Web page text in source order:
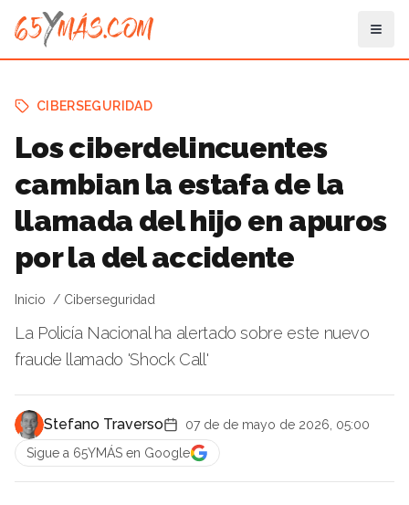
CIBERSEGURIDAD
Los ciberdelincuentes
cambian la estafa de la
llamada del hijo en apuros
por la del accidente
Inicio Ciberseguridad
La Policía Nacional ha alertado sobre este nuevo
fraude llamado 'Shock Call'
Stefano Traverso
07 de de mayo de 2026, 05:00
Sigue a 65YMÁS en Google